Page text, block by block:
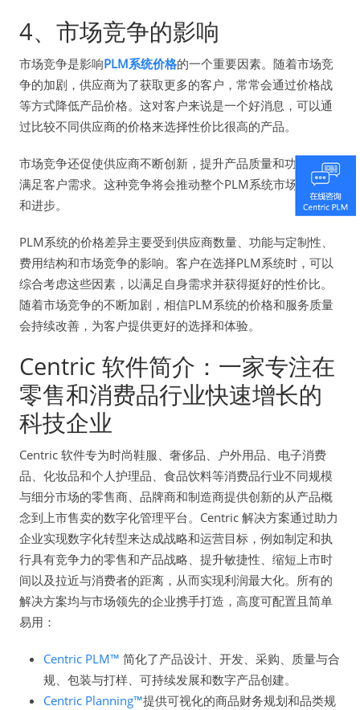
4、市场竞争的影响
市场竞争是影响PLM系统价格的一个重要因素。随着市场竞
争的加剧，供应商为了获取更多的客户，常常会通过价格战
等方式降低产品价格。这对客户来说是一个好消息，可以通
过比较不同供应商的价格来选择性价比很高的产品。
市场竞争还促使供应商不断创新，提升产品质量和功能，以
满足客户需求。这种竞争将会推动整个PLM系统市场的发展
和进步。
PLM系统的价格差异主要受到供应商数量、功能与定制性、
费用结构和市场竞争的影响。客户在选择PLM系统时，可以
综合考虑这些因素，以满足自身需求并获得挺好的性价比。
随着市场竞争的不断加剧，相信PLM系统的价格和服务质量
会持续改善，为客户提供更好的选择和体验。
Centric 软件简介：一家专注在
零售和消费品行业快速增长的
科技企业
Centric 软件专为时尚鞋服、奢侈品、户外用品、电子消费
品、化妆品和个人护理品、食品饮料等消费品行业不同规模
与细分市场的零售商、品牌商和制造商提供创新的从产品概
念到上市售卖的数字化管理平台。Centric 解决方案通过助力
企业实现数字化转型来达成战略和运营目标，例如制定和执
行具有竞争力的零售和产品战略、提升敏捷性、缩短上市时
间以及拉近与消费者的距离，从而实现利润最大化。所有的
解决方案均与市场领先的企业携手打造，高度可配置且简单
易用：
Centric PLM™ 简化了产品设计、开发、采购、质量与合
规、包装与打样、可持续发展和数字产品创建。
Centric Planning™提供可视化的商品财务规划和品类规